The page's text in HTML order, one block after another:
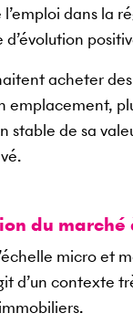
dans la
acheter
emplacement,
stable de sa
du
micro et
d’un contexte